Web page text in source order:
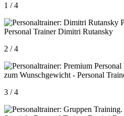
1 / 4
2 / 4
3 / 4